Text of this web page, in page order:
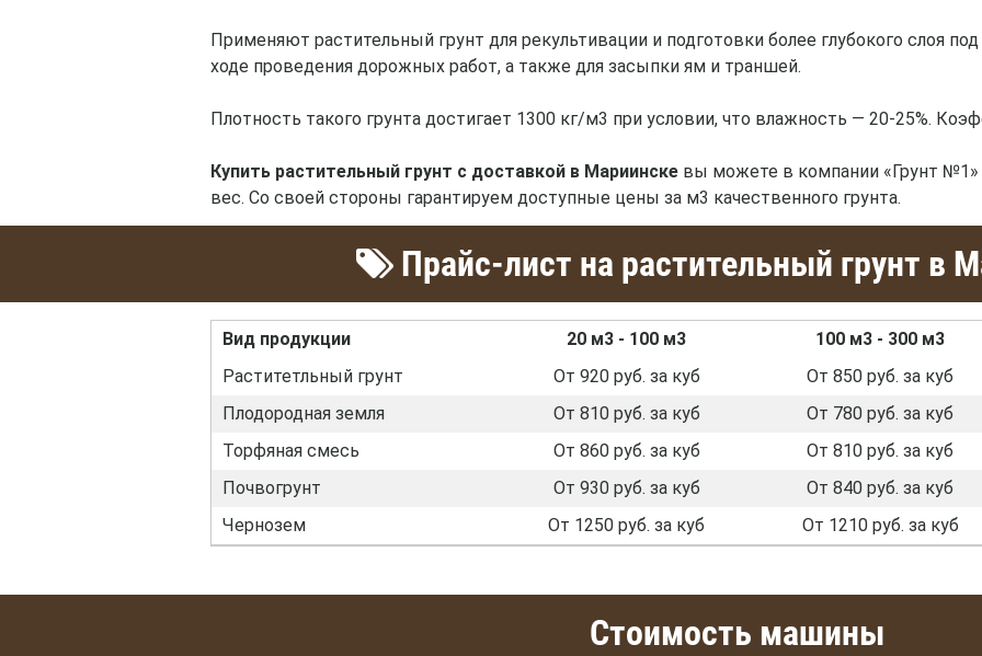
Применяют растительный грунт для рекультивации и подготовки более глубокого слоя
ходе проведения дорожных работ, а также для засыпки ям и траншей.
Плотность такого грунта достигает 1300 кг/м3 при условии, что влажность — 20-25%.
Купить растительный грунт с доставкой в Мариинске вы можете в компании «Грунт
вес. Со своей стороны гарантируем доступные цены за м3 качественного грунта.
Прайс-лист на растительный грунт в
Вид продукции 20 м3 - 100 м3
100 м3 - 300 м3
Раститетльный грунт
От 920 руб. за куб
От 850 руб. за куб
Плодородная земля
От 810 руб. за куб
От 780 руб. за куб
Торфяная смесь
От 860 руб. за куб
От 810 руб. за куб
Почвогрунт
От 930 руб. за куб
От 840 руб. за куб
Чернозем
От 1250 руб. за куб От 1210 руб. за куб
Стоимость машины